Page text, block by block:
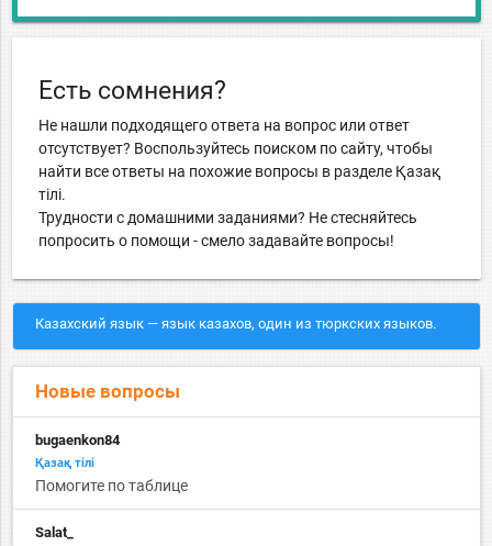
Есть сомнения?
Не нашли подходящего ответа на вопрос или ответ
отсутствует? Воспользуйтесь поиском по сайту, чтобы
найти все ответы на похожие вопросы в разделе Қазақ
тiлi.
Трудности с домашними заданиями? Не стесняйтесь
попросить о помощи - смело задавайте вопросы!
Казахский язык — язык казахов, один из тюркских языков.
Новые вопросы
bugaenkon84
Қазақ тiлi
Помогите по таблице
Salat_